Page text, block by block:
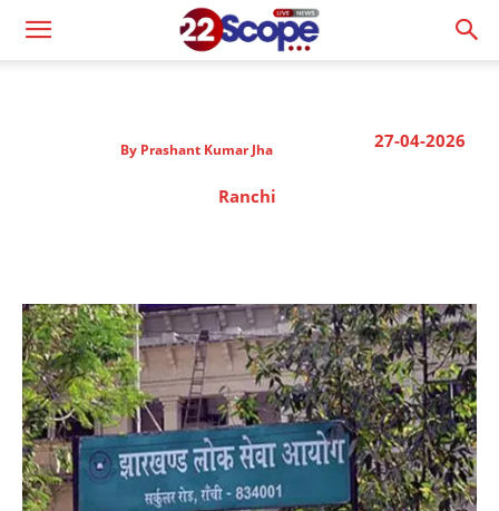
27-04-2026
By Prashant Kumar Jha
Ranchi